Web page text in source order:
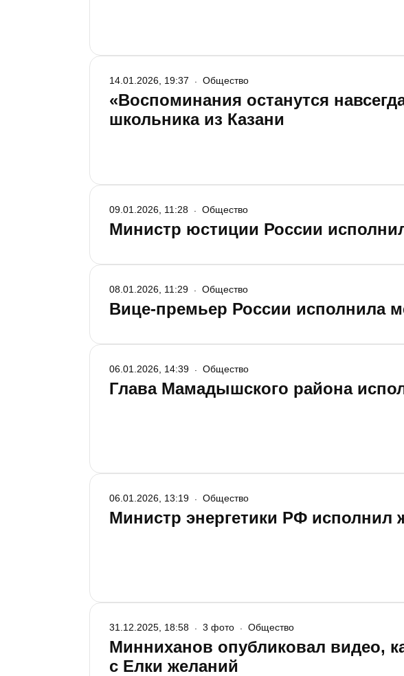
«Воспоминания останутся
школьника из Казани
14.01.2026, 19:37 Общество
Министр юстиции России
09.01.2026, 11:28 Общество
Вице-премьер России исполнила
08.01.2026, 11:29 Общество
Глава Мамадышского района
06.01.2026, 14:39 Общество
Министр энергетики РФ исполнил
06.01.2026, 13:19 Общество
Минниханов опубликовал видео,
с Елки желаний
31.12.2025, 18:58 3 фото Общество